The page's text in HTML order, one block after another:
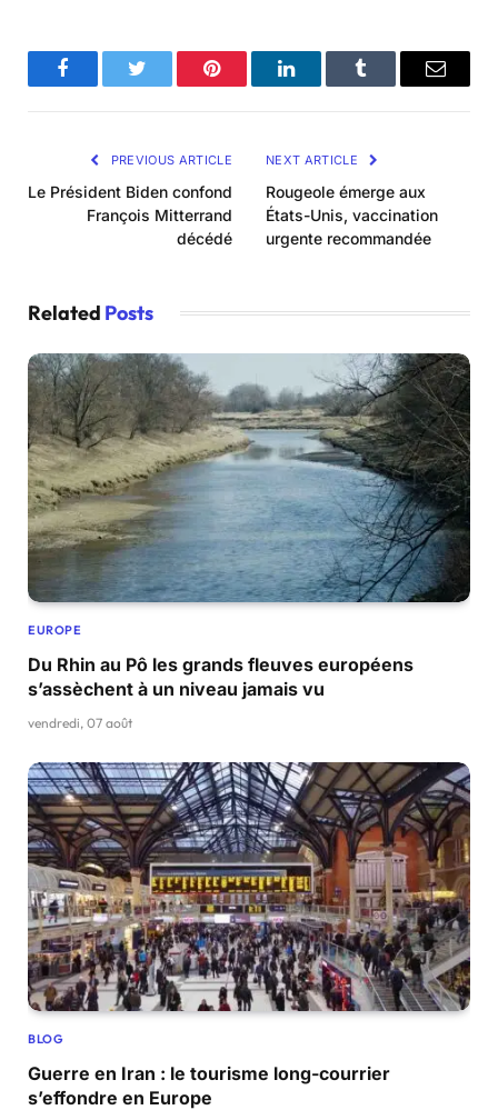
FacebookTwitter Pinterest LinkedInTumblr Email
PREVIOUS ARTICLE
Le Président Biden confond
François Mitterrand
décédé
NEXT ARTICLE
Rougeole émerge aux
États-Unis, vaccination
urgente recommandée
Related Posts
EUROPE
Du Rhin au Pô les grands fleuves européens
s’assèchent à un niveau jamais vu
vendredi, 07 août
BLOG
Guerre en Iran : le tourisme long-courrier
s’effondre en Europe